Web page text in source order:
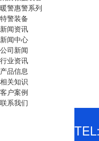
暖警惠警系列
特警装备
新闻资讯
新闻中心
公司新闻
行业资讯
产品信息
相关知识
客户案例
联系我们